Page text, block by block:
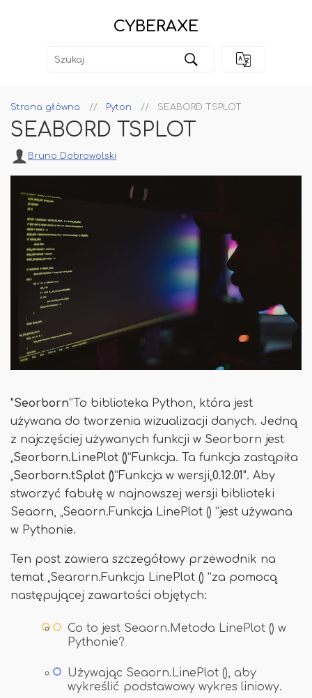
CYBERAXE
Strona główna Pyton SEABORD TSPLOT
SEABORD TSPLOT
Bruno Dobrowolski
"Seorborn”To biblioteka Python, która jest
używana do tworzenia wizualizacji danych. Jedną
z najczęściej używanych funkcji w Seorborn jest
„Seorborn.LinePlot ()”Funkcja. Ta funkcja zastąpiła
„Seorborn.tSplot ()”Funkcja w wersji„0.12.01". Aby
stworzyć fabułę w najnowszej wersji biblioteki
Seaorn, „Seaorn.Funkcja LinePlot () ”jest używana
w Pythonie.
Ten post zawiera szczegółowy przewodnik na
temat „Searorn.Funkcja LinePlot () ”za pomocą
następującej zawartości objętych:
Co to jest Seaorn.Metoda LinePlot () w
Pythonie?
Używając Seaorn.LinePlot (), aby
wykreślić podstawowy wykres liniowy.